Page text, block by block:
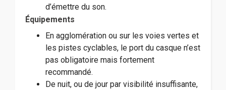
d’émettre du son.
Équipements
En agglomération ou sur les voies vertes et
les pistes cyclables, le port du casque n’est
pas obligatoire mais fortement
recommandé.
De nuit, ou de jour par visibilité insuffisante,